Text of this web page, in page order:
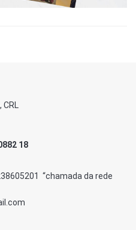
CRL
18
“chamada da rede